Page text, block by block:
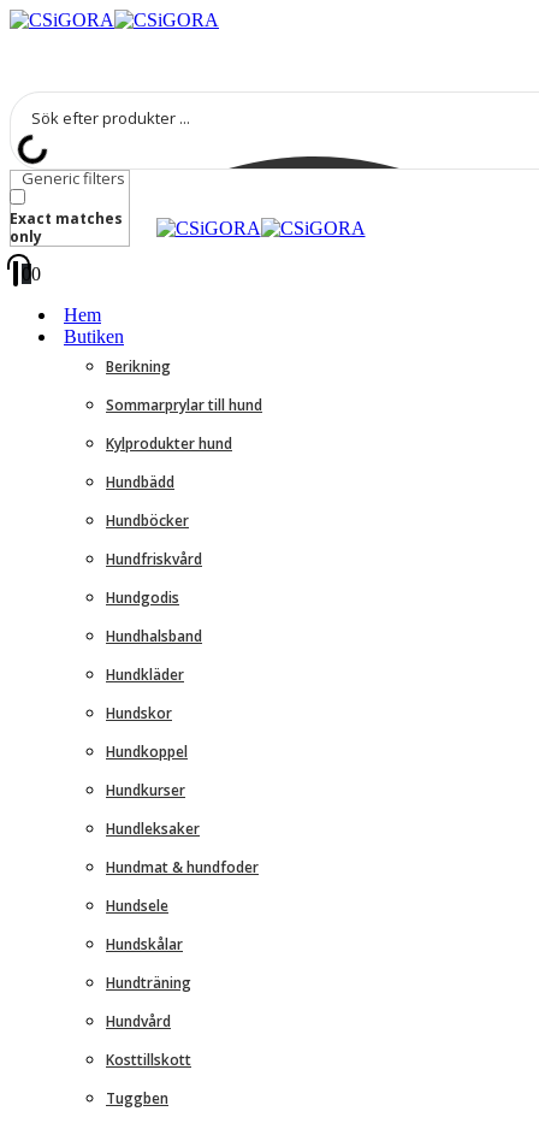
Generic filters
Exact matches
only
00
Hem
Butiken
Berikning
Sommarprylar till hund
Kylprodukter hund
Hundbädd
Hundböcker
Hundfriskvård
Hundgodis
Hundhalsband
Hundkläder
Hundskor
Hundkoppel
Hundkurser
Hundleksaker
Hundmat & hundfoder
Hundsele
Hundskålar
Hundträning
Hundvård
Kosttillskott
Tuggben